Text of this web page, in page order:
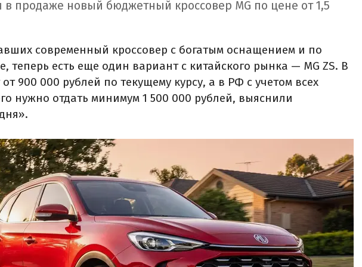
продаже новый бюджетный кроссовер MG по цене от 1,5
современный кроссовер с богатым оснащением и по
теперь есть еще один вариант с китайского рынка — MG ZS. В
от 900 000 рублей по текущему курсу, а в РФ с учетом всех
нужно отдать минимум 1 500 000 рублей, выяснили